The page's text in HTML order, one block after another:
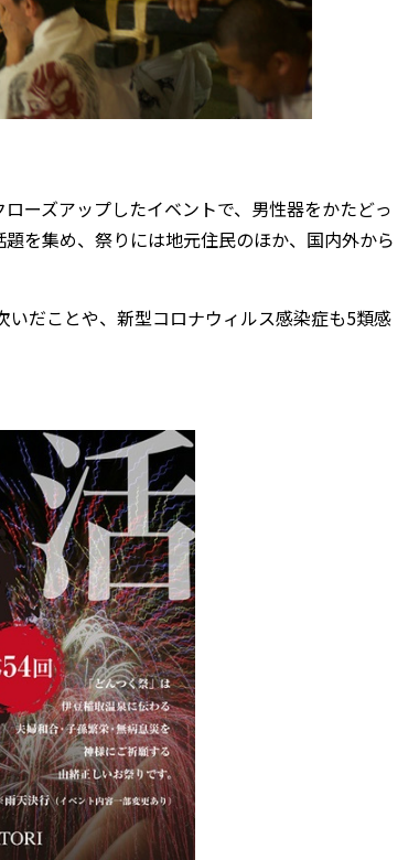
ーズアップしたイベントで、男性器をかたどっ
を集め、祭りには地元住民のほか、国内外から
だことや、新型コロナウィルス感染症も5類感